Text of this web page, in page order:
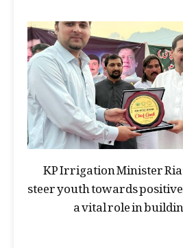
KP Irrigation Minister
steer youth towards
a vital role in